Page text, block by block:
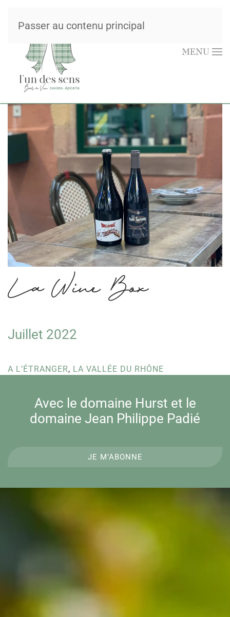
Passer au contenu principal
MENU
La Wine Box
Juillet 2022
A L’ÉTRANGER, LA VALLÉE DU RHÔNE
Avec le domaine Hurst et le
domaine Jean Philippe Padié
JE M’ABONNE